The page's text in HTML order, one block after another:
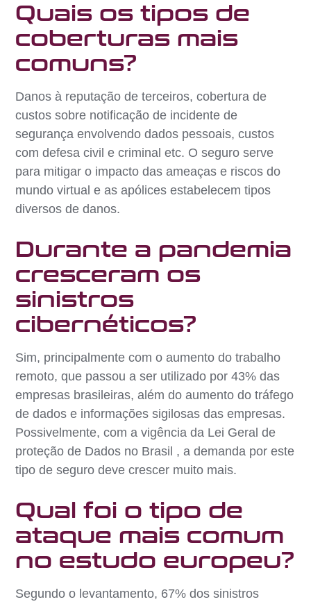
Quais os tipos de
coberturas mais
comuns?
Danos à reputação de terceiros, cobertura de
custos sobre notificação de incidente de
segurança envolvendo dados pessoais, custos
com defesa civil e criminal etc. O seguro serve
para mitigar o impacto das ameaças e riscos do
mundo virtual e as apólices estabelecem tipos
diversos de danos.
Durante a pandemia
cresceram os
sinistros
cibernéticos?
Sim, principalmente com o aumento do trabalho
remoto, que passou a ser utilizado por 43% das
empresas brasileiras, além do aumento do tráfego
de dados e informações sigilosas das empresas.
Possivelmente, com a vigência da Lei Geral de
proteção de Dados no Brasil , a demanda por este
tipo de seguro deve crescer muito mais.
Qual foi o tipo de
ataque mais comum
no estudo europeu?
Segundo o levantamento, 67% dos sinistros